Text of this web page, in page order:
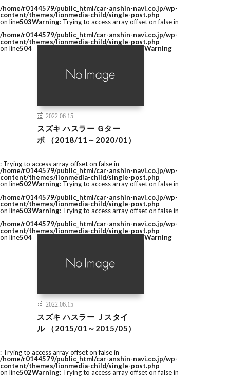
/home/r0144579/public_html/car-anshin-navi.co.jp/wp-
content/themes/lionmedia-child/single-post.php
on line503Warning: Trying to access array offset on false in
/home/r0144579/public_html/car-anshin-navi.co.jp/wp-
content/themes/lionmedia-child/single-post.php
on line504
2022.06.15
スズキ ハスラー Ｇター
ボ （2018/11～2020/01）
Warning
: Trying to access array offset on false in
/home/r0144579/public_html/car-anshin-navi.co.jp/wp-
content/themes/lionmedia-child/single-post.php
on line502Warning: Trying to access array offset on false in
/home/r0144579/public_html/car-anshin-navi.co.jp/wp-
content/themes/lionmedia-child/single-post.php
on line503Warning: Trying to access array offset on false in
/home/r0144579/public_html/car-anshin-navi.co.jp/wp-
content/themes/lionmedia-child/single-post.php
on line504
2022.06.15
スズキ ハスラー Ｊスタイ
ル （2015/01～2015/05）
Warning
: Trying to access array offset on false in
/home/r0144579/public_html/car-anshin-navi.co.jp/wp-
content/themes/lionmedia-child/single-post.php
on line502Warning: Trying to access array offset on false in